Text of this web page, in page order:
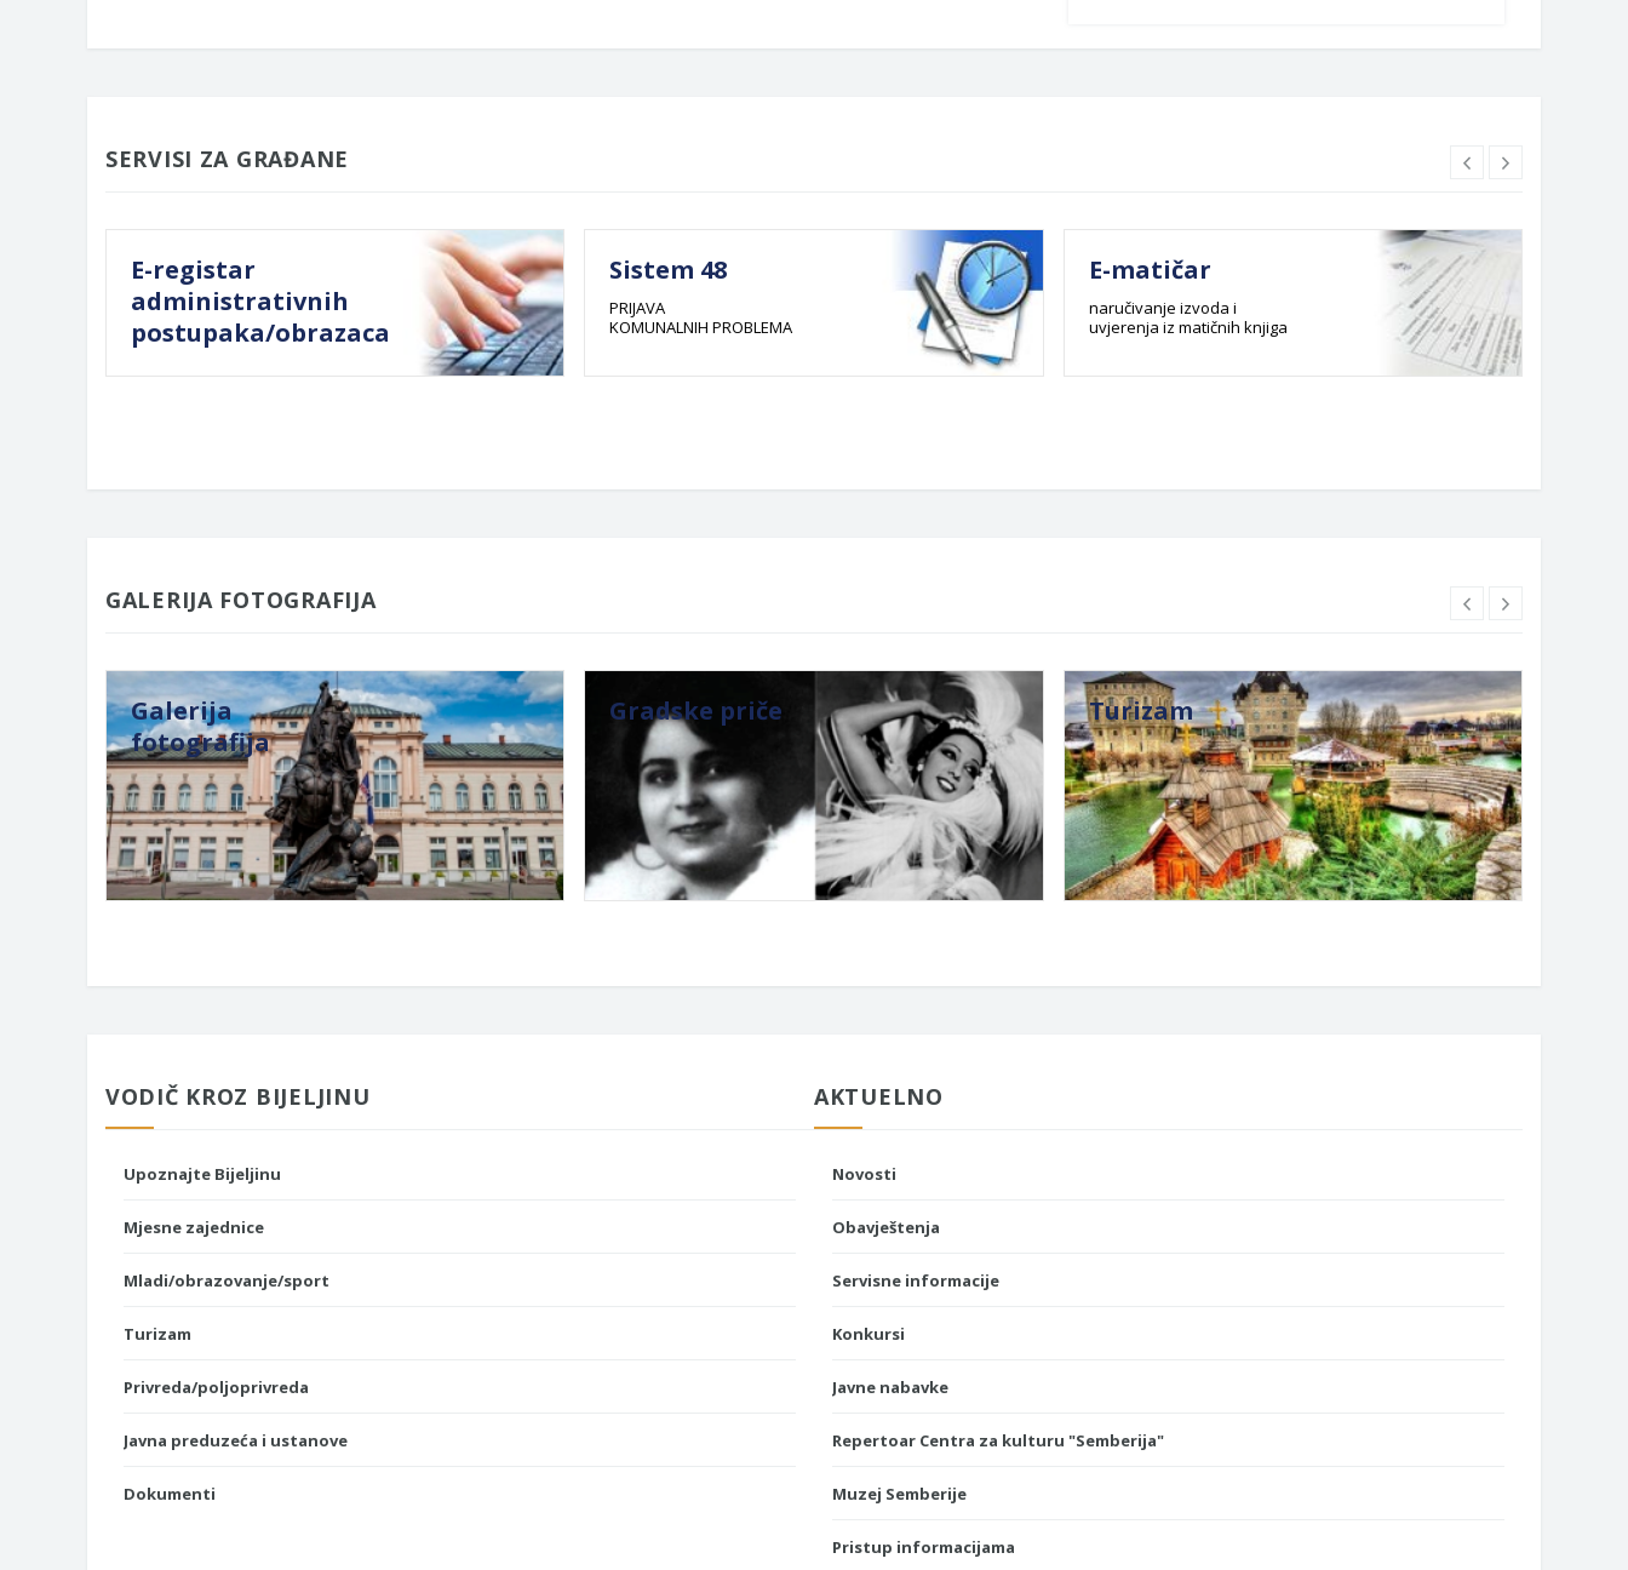
SERVISI ZA GRAĐANE
E-registar
administrativnih
postupaka/obrazaca
Sistem 48
PRIJAVA
KOMUNALNIH PROBLEMA
E-matičar
naručivanje izvoda i
uvjerenja iz matičnih knjiga
GALERIJA FOTOGRAFIJA
Galerija
fotografija
Gradske priče Turizam
VODIČ KROZ BIJELJINU
Upoznajte Bijeljinu
Mjesne zajednice
Mladi/obrazovanje/sport
Turizam
Privreda/poljoprivreda
Javna preduzeća i ustanove
Dokumenti
AKTUELNO
Novosti
Obavještenja
Servisne informacije
Konkursi
Javne nabavke
Repertoar Centra za kulturu "Semberija"
Muzej Semberije
Pristup informacijama